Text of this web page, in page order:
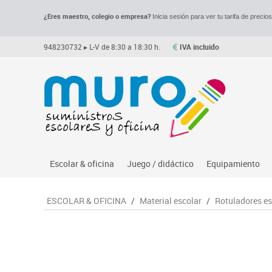
¿Eres maestro, colegio o empresa?Inicia sesión para ver tu tarifa de precios.
948230732 ▸ L-V de 8:30 a 18:30 h. IVA incluido
Escolar & oficina
Archivo
Juego / didáctico
Asociación y atención
Equipamiento
Despachos y
ESCOLAR & OFICINA / Material escolar / Rotuladores